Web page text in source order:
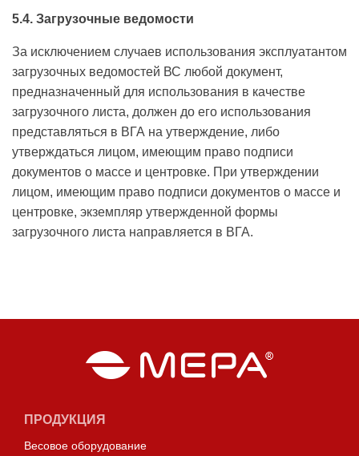
5.4. Загрузочные ведомости
За исключением случаев использования эксплуатантом
загрузочных ведомостей ВС любой документ,
предназначенный для использования в качестве
загрузочного листа, должен до его использования
представляться в ВГА на утверждение, либо
утверждаться лицом, имеющим право подписи
документов о массе и центровке. При утверждении
лицом, имеющим право подписи документов о массе и
центровке, экземпляр утвержденной формы
загрузочного листа направляется в ВГА.
ПРОДУКЦИЯ
Весовое оборудование